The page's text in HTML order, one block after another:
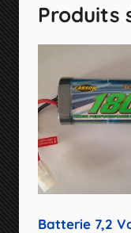
Produits
Batterie 7,2